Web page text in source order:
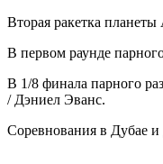
Вторая ракетка
В первом раунде
В 1/8 финала парного
/ Дэниел Эванс.
Соревнования в Дубае и